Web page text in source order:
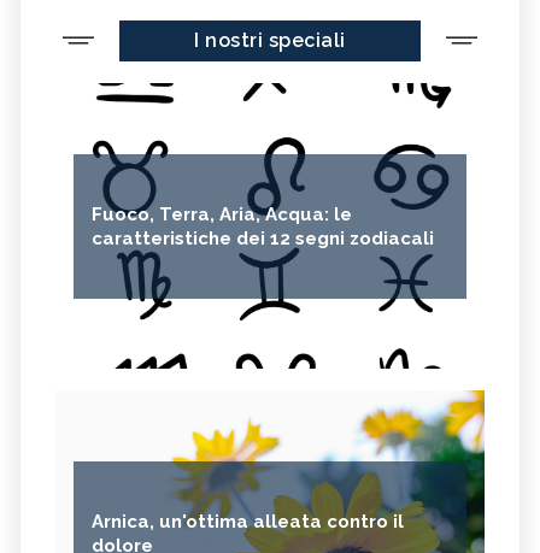
I nostri speciali
Fuoco, Terra, Aria, Acqua: le
caratteristiche dei 12 segni zodiacali
Arnica, un'ottima alleata contro il
dolore